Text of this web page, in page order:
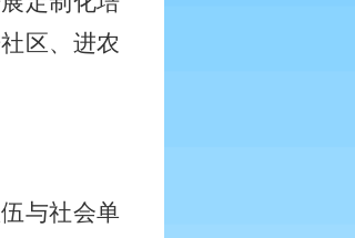
区、进农
与社会单